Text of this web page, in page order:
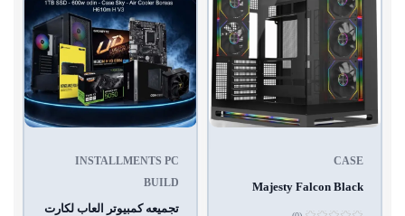
CASE
Majesty Falcon Black
INSTALLMENTS PC
BUILD
تجميعه كمبيوتر العاب لكارت